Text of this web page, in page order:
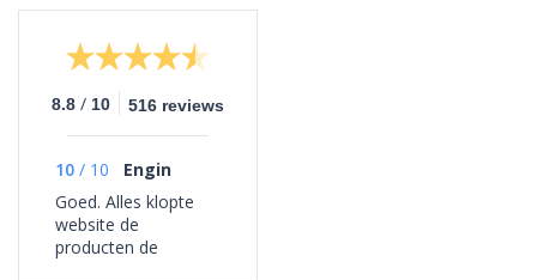
8.8 / 10 516 reviews
10 / 10
Engin
Goed. Alles klopte
website de
producten de